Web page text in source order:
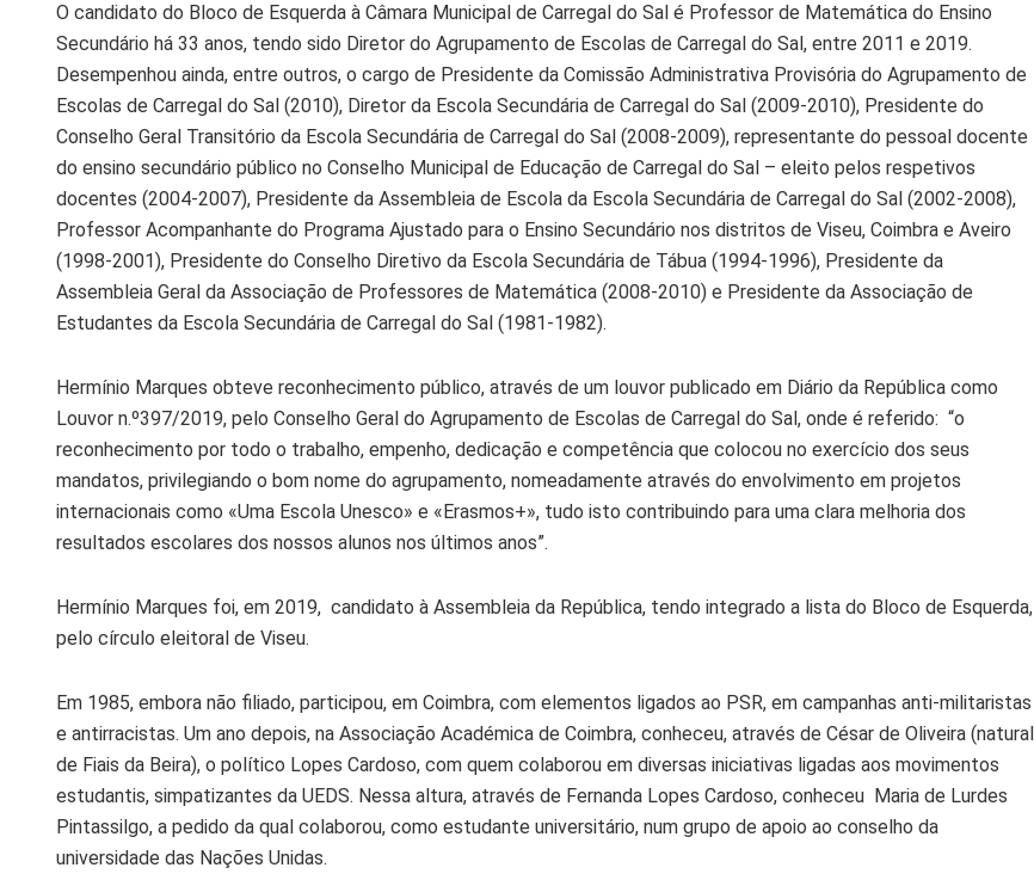
O candidato do Bloco de Esquerda à Câmara Municipal de Carregal do Sal é Professor de Matemática do Ensino
Secundário há 33 anos, tendo sido Diretor do Agrupamento de Escolas de Carregal do Sal, entre 2011 e 2019.
Desempenhou ainda, entre outros, o cargo de Presidente da Comissão Administrativa Provisória do Agrupamento de
Escolas de Carregal do Sal (2010), Diretor da Escola Secundária de Carregal do Sal (2009-2010), Presidente do
Conselho Geral Transitório da Escola Secundária de Carregal do Sal (2008-2009), representante do pessoal docente
do ensino secundário público no Conselho Municipal de Educação de Carregal do Sal – eleito pelos respetivos
docentes (2004-2007), Presidente da Assembleia de Escola da Escola Secundária de Carregal do Sal (2002-2008),
Professor Acompanhante do Programa Ajustado para o Ensino Secundário nos distritos de Viseu, Coimbra e Aveiro
(1998-2001), Presidente do Conselho Diretivo da Escola Secundária de Tábua (1994-1996), Presidente da
Assembleia Geral da Associação de Professores de Matemática (2008-2010) e Presidente da Associação de
Estudantes da Escola Secundária de Carregal do Sal (1981-1982).
Hermínio Marques obteve reconhecimento público, através de um louvor publicado em Diário da República como
Louvor n.º397/2019, pelo Conselho Geral do Agrupamento de Escolas de Carregal do Sal, onde é referido: “o
reconhecimento por todo o trabalho, empenho, dedicação e competência que colocou no exercício dos seus
mandatos, privilegiando o bom nome do agrupamento, nomeadamente através do envolvimento em projetos
internacionais como «Uma Escola Unesco» e «Erasmos+», tudo isto contribuindo para uma clara melhoria dos
resultados escolares dos nossos alunos nos últimos anos”.
Hermínio Marques foi, em 2019, candidato à Assembleia da República, tendo integrado a lista do Bloco de Esquerda,
pelo círculo eleitoral de Viseu.
Em 1985, embora não filiado, participou, em Coimbra, com elementos ligados ao PSR, em campanhas anti-militaristas
e antirracistas. Um ano depois, na Associação Académica de Coimbra, conheceu, através de César de Oliveira (natural
de Fiais da Beira), o político Lopes Cardoso, com quem colaborou em diversas iniciativas ligadas aos movimentos
estudantis, simpatizantes da UEDS. Nessa altura, através de Fernanda Lopes Cardoso, conheceu Maria de Lurdes
Pintassilgo, a pedido da qual colaborou, como estudante universitário, num grupo de apoio ao conselho da
universidade das Nações Unidas.